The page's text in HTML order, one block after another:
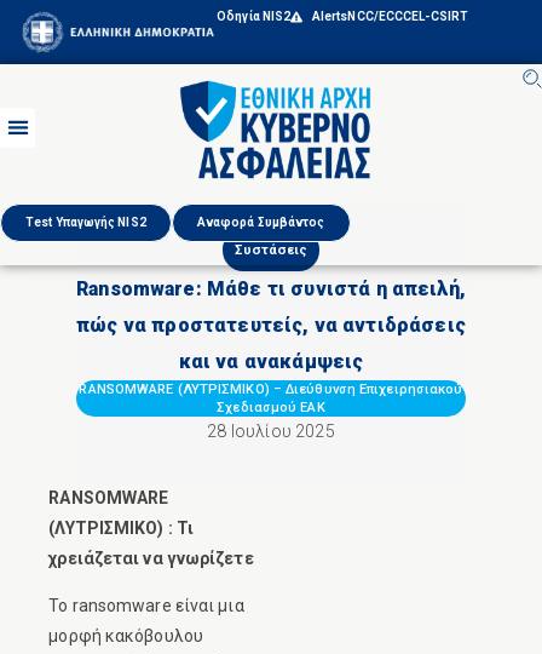
Οδηγία NIS2 AlertsNCC/ECCCEL-CSIRT
Test Υπαγωγής NIS2 Αναφορά Συμβάντος
Συστάσεις
Ransomware: Μάθε τι συνιστά η απειλή,
πώς να προστατευτείς, να αντιδράσεις
και να ανακάμψεις
RANSOMWARE (ΛΥΤΡΙΣΜΙΚΟ) –Διεύθυνση Επιχειρησιακού
Σχεδιασμού ΕΑΚ
28 Ιουλίου 2025
RANSOMWARE
(ΛΥΤΡΙΣΜΙΚΟ) : Τι
χρειάζεται να γνωρίζετε
Το ransomware είναι μια
μορφή κακόβουλου